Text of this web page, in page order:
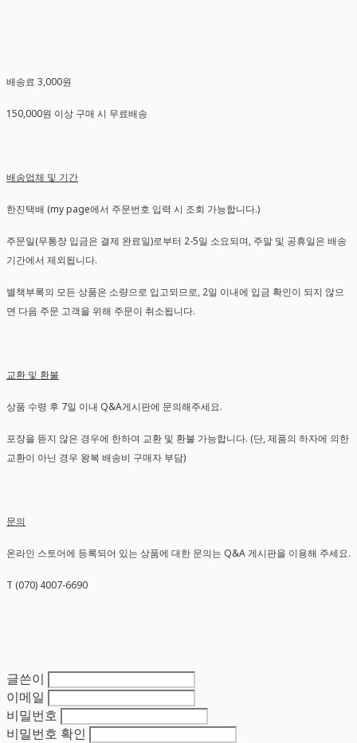
배송료 3,000원
150,000원 이상 구매 시 무료배송
배송업체 및 기간
한진택배 (my page에서 주문번호 입력 시 조회 가능합니다.)
주문일(무통장 입금은 결제 완료일)로부터 2-5일 소요되며, 주말 및 공휴일은 배송
기간에서 제외됩니다.
별책부록의 모든 상품은 소량으로 입고되므로, 2일 이내에 입금 확인이 되지 않으
면 다음 주문 고객을 위해 주문이 취소됩니다.
교환 및 환불
상품 수령 후 7일 이내 Q&A게시판에 문의해주세요.
포장을 뜯지 않은 경우에 한하여 교환 및 환불 가능합니다. (단, 제품의 하자에 의한
교환이 아닌 경우 왕복 배송비 구매자 부담)
문의
온라인 스토어에 등록되어 있는 상품에 대한 문의는 Q&A 게시판을 이용해 주세요.
T (070) 4007-6690
글쓴이
이메일
비밀번호
비밀번호 확인